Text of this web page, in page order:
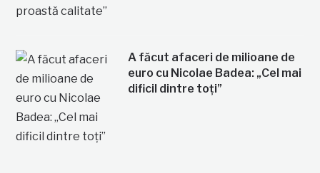
A făcut afaceri de milioane de
euro cu Nicolae Badea: „Cel mai
dificil dintre toți”